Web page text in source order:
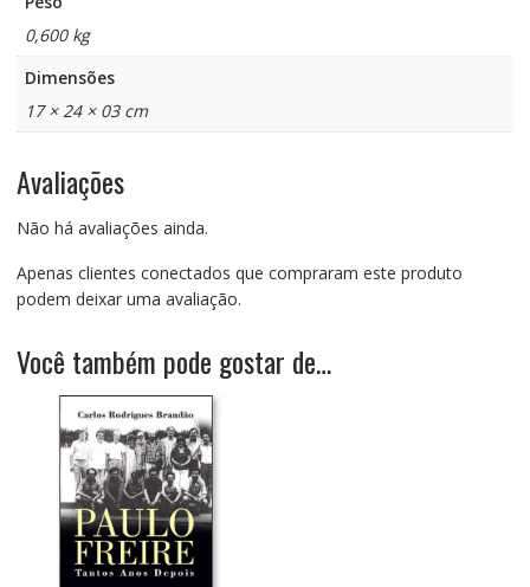
0,600 kg
Dimensões
17 × 24 × 03 cm
Avaliações
Não há avaliações ainda.
Apenas clientes conectados que compraram este produto
podem deixar uma avaliação.
Você também pode gostar de…